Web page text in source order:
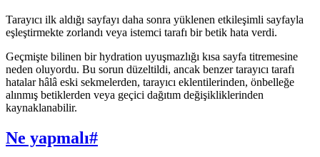
Tarayıcı ilk aldığı sayfayı daha sonra yüklenen etkileşimli sayfayla
eşleştirmekte zorlandı veya istemci tarafı bir betik hata verdi.
Geçmişte bilinen bir hydration uyuşmazlığı kısa sayfa titremesine
neden oluyordu. Bu sorun düzeltildi, ancak benzer tarayıcı tarafı
hatalar hâlâ eski sekmelerden, tarayıcı eklentilerinden, önbelleğe
alınmış betiklerden veya geçici dağıtım değişikliklerinden
kaynaklanabilir.
Ne yapmalı#